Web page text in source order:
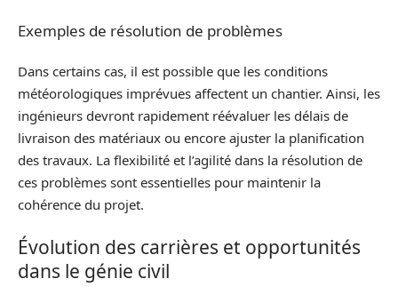
Exemples de résolution de problèmes
Dans certains cas, il est possible que les conditions
météorologiques imprévues affectent un chantier. Ainsi, les
ingénieurs devront rapidement réévaluer les délais de
livraison des matériaux ou encore ajuster la planification
des travaux. La flexibilité et l’agilité dans la résolution de
ces problèmes sont essentielles pour maintenir la
cohérence du projet.
Évolution des carrières et opportunités
dans le génie civil